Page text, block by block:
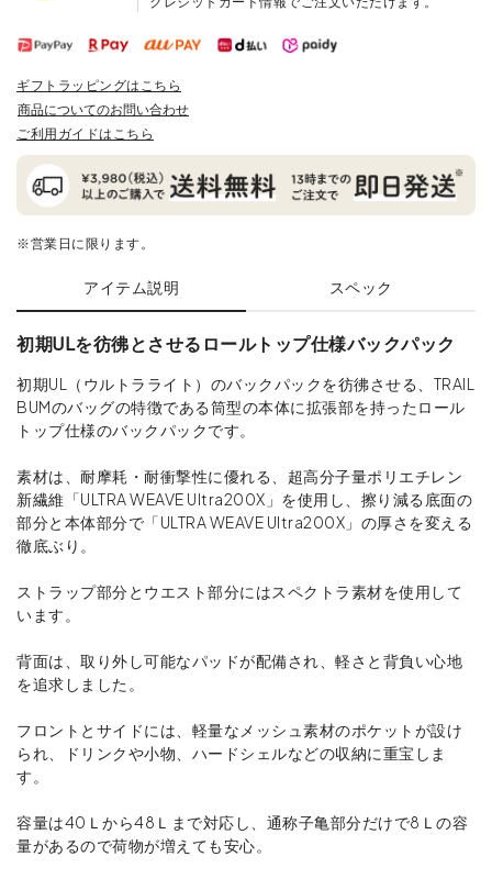
ギフトラッピングはこちら
商品についてのお問い合わせ
ご利用ガイドはこちら
※営業日に限ります。
アイテム説明 スペック
初期ULを彷彿とさせるロールトップ仕様バックパック
初期UL（ウルトラライト）のバックパックを彷彿させる、TRAIL
BUMのバッグの特徴である筒型の本体に拡張部を持ったロール
トップ仕様のバックパックです。
素材は、耐摩耗・耐衝撃性に優れる、超高分子量ポリエチレン
新繊維「ULTRA WEAVE Ultra200X」を使用し、擦り減る底面の
部分と本体部分で「ULTRA WEAVE Ultra200X」の厚さを変える
徹底ぶり。
ストラップ部分とウエスト部分にはスペクトラ素材を使用して
います。
背面は、取り外し可能なパッドが配備され、軽さと背負い心地
を追求しました。
フロントとサイドには、軽量なメッシュ素材のポケットが設け
られ、ドリンクや小物、ハードシェルなどの収納に重宝しま
す。
容量は40Ｌから48Ｌまで対応し、通称子亀部分だけで8Ｌの容
量があるので荷物が増えても安心。